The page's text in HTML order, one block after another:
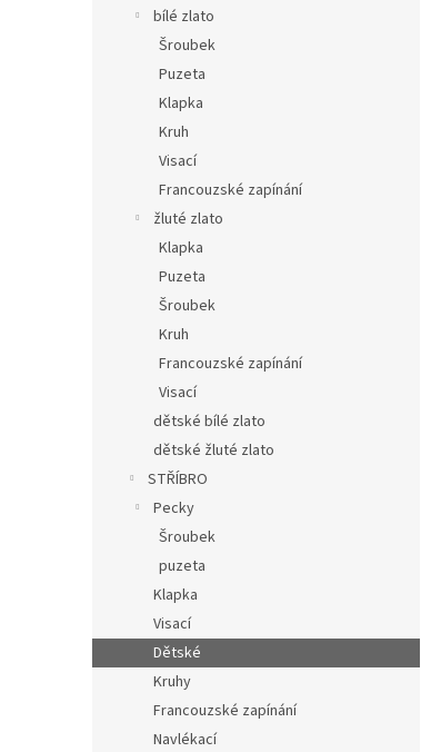
bílé zlato
Šroubek
Puzeta
Klapka
Kruh
Visací
Francouzské zapínání
žluté zlato
Klapka
Puzeta
Šroubek
Kruh
Francouzské zapínání
Visací
dětské bílé zlato
dětské žluté zlato
STŘÍBRO
Pecky
Šroubek
puzeta
Klapka
Visací
Dětské
Kruhy
Francouzské zapínání
Navlékací